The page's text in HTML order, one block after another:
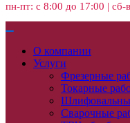
пн-пт: с 8:00 до 17:00 | сб-
О компании
Услуги
Фрезерные
Токарные
Сварочные